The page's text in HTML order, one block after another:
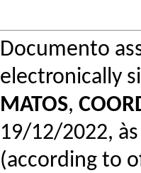
Documento
electronically
MATOS,
19/12/2022,
(according to